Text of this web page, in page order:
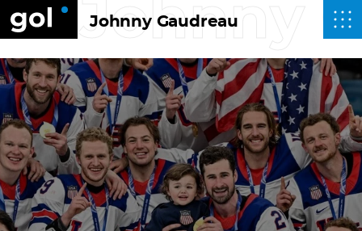
Johnny Gaudreau
Johnny